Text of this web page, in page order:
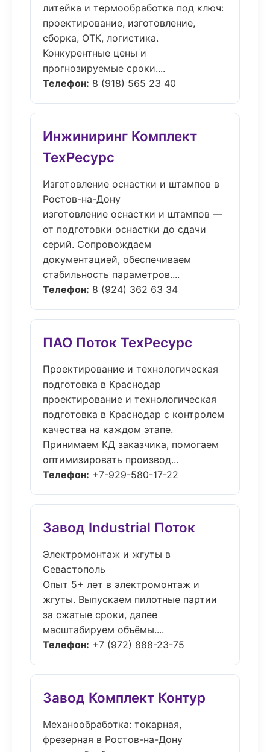
литейка и термообработка под ключ:
проектирование, изготовление,
сборка, ОТК, логистика.
Конкурентные цены и
прогнозируемые сроки....
Телефон: 8 (918) 565 23 40
Инжиниринг Комплект
ТехРесурс
Изготовление оснастки и штампов в
Ростов-на-Дону
изготовление оснастки и штампов —
от подготовки оснастки до сдачи
серий. Сопровождаем
документацией, обеспечиваем
стабильность параметров....
Телефон: 8 (924) 362 63 34
ПАО Поток ТехРесурс
Проектирование и технологическая
подготовка в Краснодар
проектирование и технологическая
подготовка в Краснодар с контролем
качества на каждом этапе.
Принимаем КД заказчика, помогаем
оптимизировать производ...
Телефон: +7-929-580-17-22
Завод Industrial Поток
Электромонтаж и жгуты в
Севастополь
Опыт 5+ лет в электромонтаж и
жгуты. Выпускаем пилотные партии
за сжатые сроки, далее
масштабируем объёмы....
Телефон: +7 (972) 888-23-75
Завод Комплект Контур
Механообработка: токарная,
фрезерная в Ростов-на-Дону